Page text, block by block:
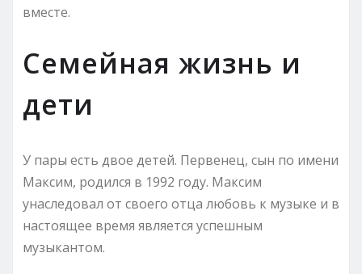
вместе.
Семейная жизнь и
дети
У пары есть двое детей. Первенец, сын по имени
Максим, родился в 1992 году. Максим
унаследовал от своего отца любовь к музыке и в
настоящее время является успешным
музыкантом.